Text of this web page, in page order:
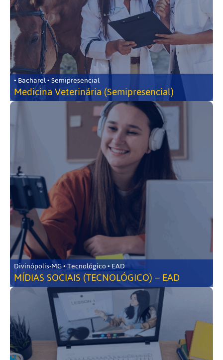
• Bacharel • Semipresencial
Medicina Veterinária (Semipresencial)
Divinópolis-MG • Tecnológico • EAD
MÍDIAS SOCIAIS (TECNOLÓGICO) – EAD